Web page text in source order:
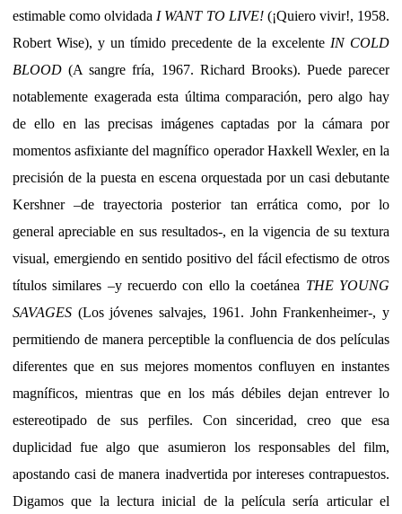
estimable como olvidada I WANT TO LIVE!(¡Quiero vivir!, 1958.
Robert Wise), y un tímido precedente de la excelente IN COLD
BLOOD (A sangre fría, 1967. Richard Brooks). Puede parecer
notablemente exagerada esta última comparación, pero algo hay
de ello en las precisas imágenes captadas por la cámara por
momentos asfixiante del magnífico operador Haxkell Wexler, en la
precisión de la puesta en escena orquestada por un casi debutante
Kershner –de trayectoria posterior tan errática como, por lo
general apreciable en sus resultados-, en la vigencia de su textura
visual, emergiendo en sentido positivo del fácil efectismo de otros
títulos similares –y recuerdo con ello la coetánea THE YOUNG
SAVAGES (Los jóvenes salvajes, 1961. John Frankenheimer-, y
permitiendo de manera perceptible la confluencia de dos películas
diferentes que en sus mejores momentos confluyen en instantes
magníficos, mientras que en los más débiles dejan entrever lo
estereotipado de sus perfiles. Con sinceridad, creo que esa
duplicidad fue algo que asumieron los responsables del film,
apostando casi de manera inadvertida por intereses contrapuestos.
Digamos que la lectura inicial de la película sería articular el